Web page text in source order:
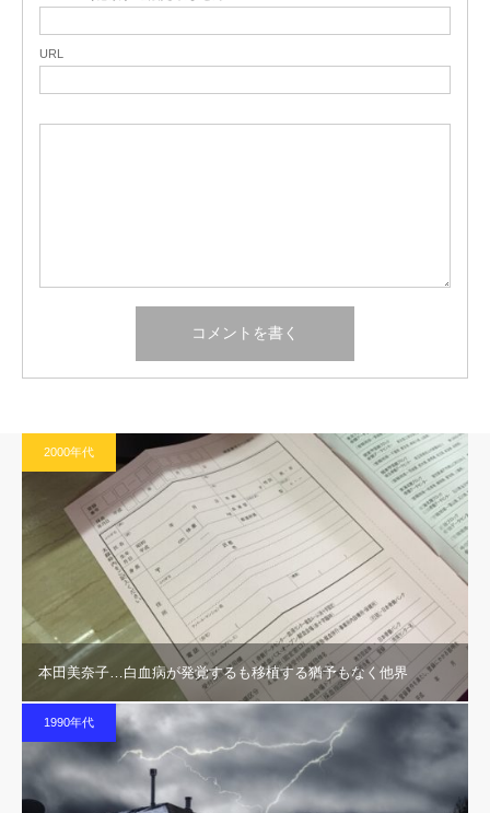
URL
2000年代
本田美奈子…白血病が発覚するも移植する猶予もなく他界
1990年代